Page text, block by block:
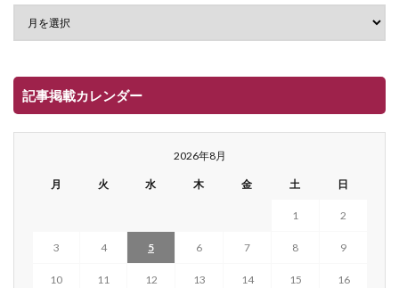
記事掲載カレンダー
2026年8月
月 火 水 木 金 土 日
1 2
3 4 5 6 7 8 9
10 11 12 13 14 15 16